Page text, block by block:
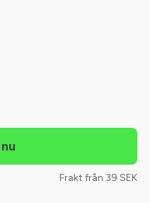
Frakt från 39 SEK